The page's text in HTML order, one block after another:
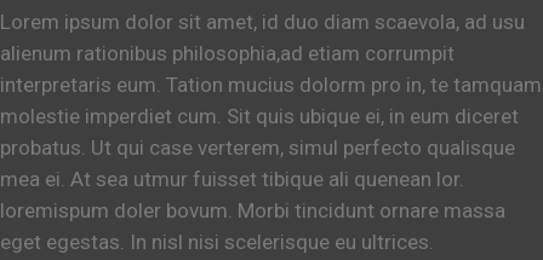
Lorem ipsum dolor sit amet, id duo diam scaevola, ad usu
alienum rationibus philosophia,ad etiam corrumpit
interpretaris eum. Tation mucius dolorm pro in, te tamquam
molestie imperdiet cum. Sit quis ubique ei, in eum diceret
probatus. Ut qui case verterem, simul perfecto qualisque
mea ei. At sea utmur fuisset tibique ali quenean lor.
loremispum doler bovum. Morbi tincidunt ornare massa
eget egestas. In nisl nisi scelerisque eu ultrices.